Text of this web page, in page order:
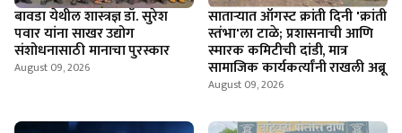
बावडा येथील शास्त्रज्ञ डॉ. सुरेश
पवार यांना साखर उद्योग
संशोधनासाठी मानाचा पुरस्कार
August 09, 2026
साताऱ्यात ऑगस्ट क्रांती दिनी 'क्रांती
स्तंभा'ला टाळे; प्रशासनाची आणि
स्मारक कमिटीची दांडी, मात्र
सामाजिक कार्यकर्त्यांनी राखली अब्रू
August 09, 2026